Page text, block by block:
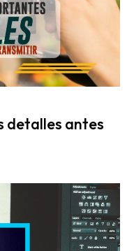
detalles antes